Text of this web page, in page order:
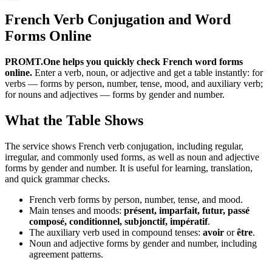
French Verb Conjugation and Word
Forms Online
PROMT.One helps you quickly check French word forms
online. Enter a verb, noun, or adjective and get a table instantly: for
verbs — forms by person, number, tense, mood, and auxiliary verb;
for nouns and adjectives — forms by gender and number.
What the Table Shows
The service shows French verb conjugation, including regular,
irregular, and commonly used forms, as well as noun and adjective
forms by gender and number. It is useful for learning, translation,
and quick grammar checks.
French verb forms by person, number, tense, and mood.
Main tenses and moods: présent, imparfait, futur, passé
composé, conditionnel, subjonctif, impératif.
The auxiliary verb used in compound tenses: avoir orêtre.
Noun and adjective forms by gender and number, including
agreement patterns.